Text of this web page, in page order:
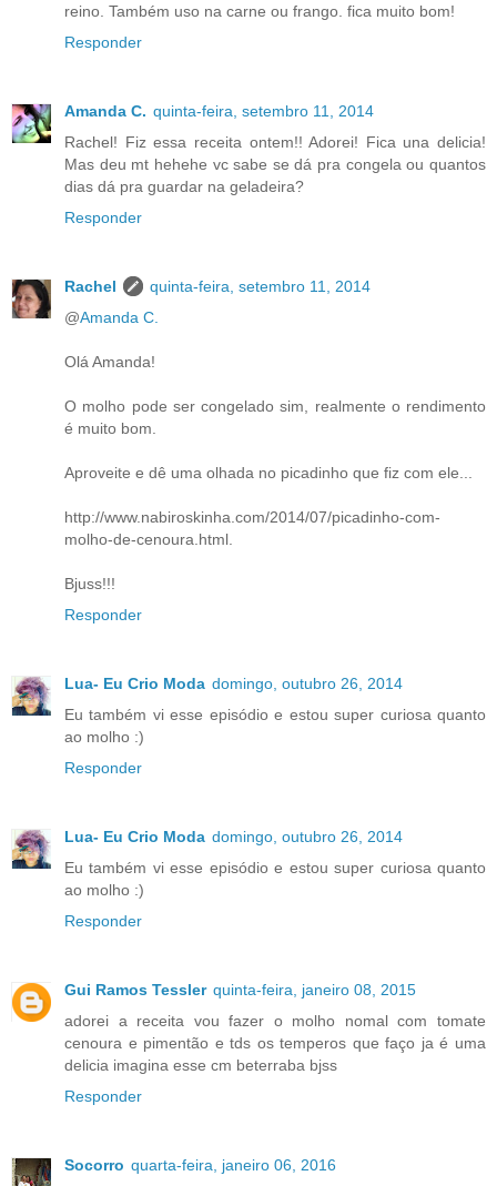
reino. Também uso na carne ou frango. fica muito bom!
Responder
Amanda C. quinta-feira, setembro 11, 2014
Rachel! Fiz essa receita ontem!! Adorei! Fica una delicia!
Mas deu mt hehehe vc sabe se dá pra congela ou quantos
dias dá pra guardar na geladeira?
Responder
Rachel
quinta-feira, setembro 11, 2014
@Amanda C.
Olá Amanda!
O molho pode ser congelado sim, realmente o rendimento
é muito bom.
Aproveite e dê uma olhada no picadinho que fiz com ele...
http://www.nabiroskinha.com/2014/07/picadinho-com-
molho-de-cenoura.html.
Bjuss!!!
Responder
Lua- Eu Crio Moda domingo, outubro 26, 2014
Eu também vi esse episódio e estou super curiosa quanto
ao molho :)
Responder
Lua- Eu Crio Moda domingo, outubro 26, 2014
Eu também vi esse episódio e estou super curiosa quanto
ao molho :)
Responder
Gui Ramos Tessler quinta-feira, janeiro 08, 2015
adorei a receita vou fazer o molho nomal com tomate
cenoura e pimentão e tds os temperos que faço ja é uma
delicia imagina esse cm beterraba bjss
Responder
Socorro quarta-feira, janeiro 06, 2016